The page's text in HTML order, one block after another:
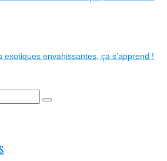
envahissantes, ça s’apprend !